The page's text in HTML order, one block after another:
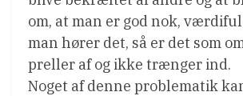
om, at man er god nok,
man hører det, så er det som
preller af og ikke trænger ind.
Noget af denne problematik